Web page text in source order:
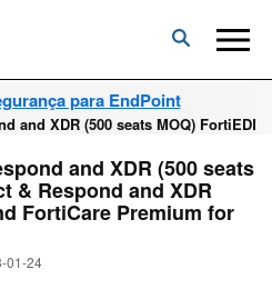
para EndPoint
and XDR (500 seats MOQ)
and XDR (500 seats
& Respond and XDR
FortiCare Premium for
01-24